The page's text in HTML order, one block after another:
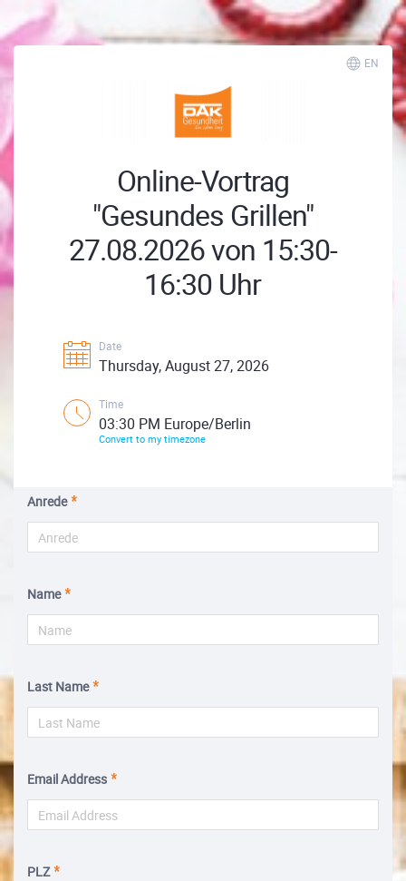
EN
Online-Vortrag
"Gesundes Grillen"
27.08.2026 von 15:30-
16:30 Uhr
Date
Thursday, August 27, 2026
Time
03:30 PM Europe/Berlin
Convert to my timezone
Anrede
Name
Last Name
Email Address
PLZ